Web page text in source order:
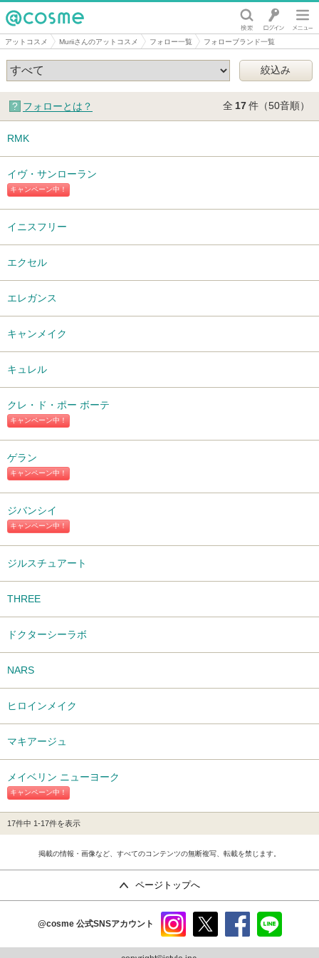
@cosme
アットコスメ Muriiさんのアットコスメ フォロー一覧 フォローブランド一覧
フォローとは？ 全 17件（50音順）
RMK
キャンペーン中！
イヴ・サンローラン
イニスフリー
エクセル
エレガンス
キャンメイク
キュレル
キャンペーン中！
クレ・ド・ポー ボーテ
キャンペーン中！
ゲラン
キャンペーン中！
ジバンシイ
ジルスチュアート
THREE
ドクターシーラボ
NARS
ヒロインメイク
マキアージュ
キャンペーン中！
メイベリン ニューヨーク
17件中 1-17件を表示
掲載の情報・画像など、すべてのコンテンツの無断複写、転載を禁じます。
ページトップへ
@cosme 公式SNSアカウント
ram